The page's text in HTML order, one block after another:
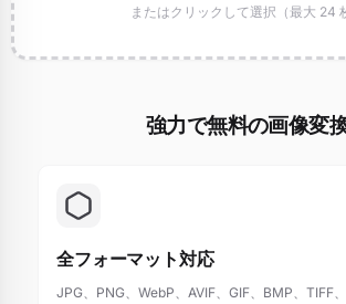
またはクリックして選択（最大 24
強力で無料の画像変
全フォーマット対応
JPG、PNG、WebP、AVIF、GIF、BMP、TIFF